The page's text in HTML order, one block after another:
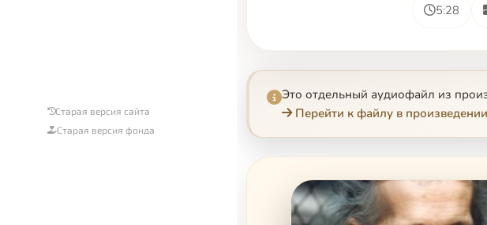
Старая версия сайта
Старая версия фонда
5:28
Это отдельный аудиофайл из
Перейти к файлу в произведении